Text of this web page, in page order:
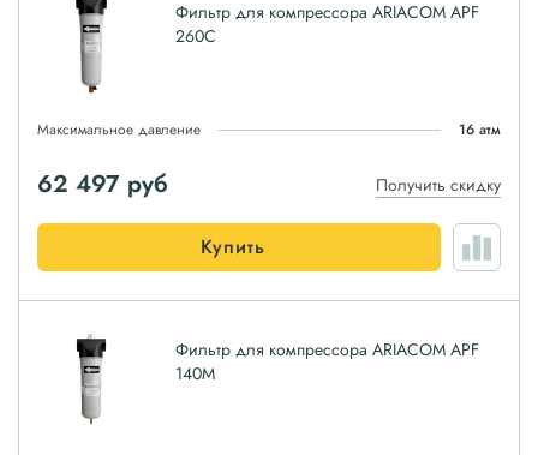
Фильтр для компрессора ARIACOM APF
260C
Максимальное давление 16 атм
62 497 руб Получить скидку
Купить
Фильтр для компрессора ARIACOM APF
140M